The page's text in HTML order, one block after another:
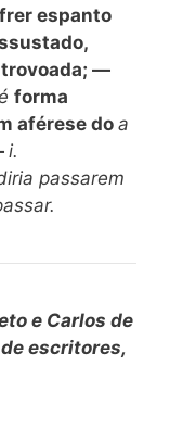
espanto
trovoada; —
forma
aférese doa
i.
passarem
e Carlos de
escritores,